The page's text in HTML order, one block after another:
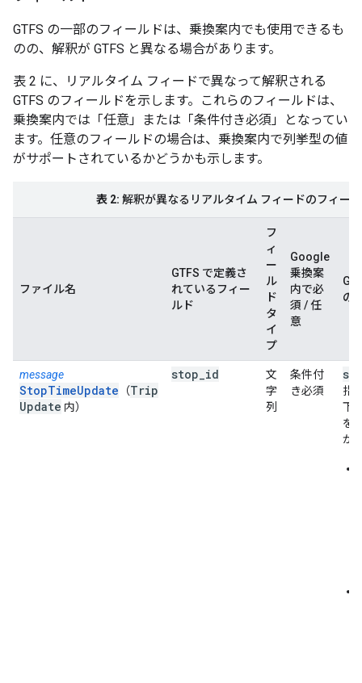
GTFS の一部のフィールドは、乗換案内でも使用できるも
のの、解釈が GTFS と異なる場合があります。
表 2 に、リアルタイム フィードで異なって解釈される
GTFS のフィールドを示します。これらのフィールドは、
乗換案内では「任意」または「条件付き必須」となってい
ます。任意のフィールドの場合は、乗換案内で列挙型の値
がサポートされているかどうかも示します。
表 2: 解釈が異なるリアルタイム フィードのフィー
ファイル名
GTFS で定義さ
れているフィー
ルド
フ
ィ
ー
ル
ド
タ
イ
プ
Google
乗換案
内で必
須 / 任
意
の
message
StopTimeUpdate （Trip
Update 内）
stop id
文
字
列
条件付
き必須
指
下
を
が